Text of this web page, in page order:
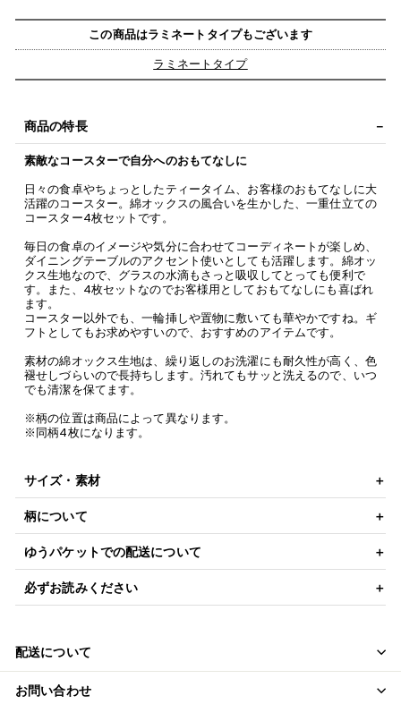
この商品はラミネートタイプもございます
ラミネートタイプ
商品の特長
素敵なコースターで自分へのおもてなしに
日々の食卓やちょっとしたティータイム、お客様のおもてなしに大
活躍のコースター。綿オックスの風合いを生かした、一重仕立ての
コースター4枚セットです。
毎日の食卓のイメージや気分に合わせてコーディネートが楽しめ、
ダイニングテーブルのアクセント使いとしても活躍します。綿オッ
クス生地なので、グラスの水滴もさっと吸収してとっても便利で
す。また、4枚セットなのでお客様用としておもてなしにも喜ばれ
ます。
コースター以外でも、一輪挿しや置物に敷いても華やかですね。ギ
フトとしてもお求めやすいので、おすすめのアイテムです。
素材の綿オックス生地は、繰り返しのお洗濯にも耐久性が高く、色
褪せしづらいので長持ちします。汚れてもサッと洗えるので、いつ
でも清潔を保てます。
※柄の位置は商品によって異なります。
※同柄4枚になります。
サイズ・素材
柄について
ゆうパケットでの配送について
必ずお読みください
配送について
お問い合わせ